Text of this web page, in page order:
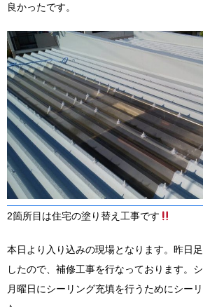
良かったです。
2箇所目は住宅の塗り替え工事です
本日より入り込みの現場となります。昨日
したので、補修工事を行なっております。
月曜日にシーリング充填を行うためにシー